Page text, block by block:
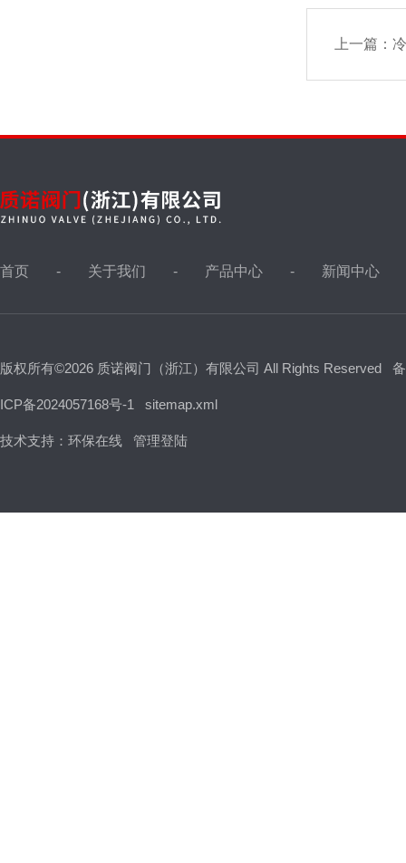
上一篇：
首页 关于我们 产品中心 新闻中心
版权所有©2026 质诺阀门（浙江）有限公司 All Rights Reserved
ICP备2024057168号-1 sitemap.xml
技术支持： 环保在线 管理登陆